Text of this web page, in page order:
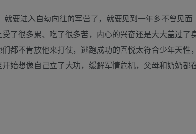
要进入自幼向往的军营了，就要见到一年多不曾见面
了很多累、吃了很多苦，内心的兴奋还是大大盖过了
都不肯放他来打仗，逃跑成功的喜悦太符合少年天性
始想像自己立了大功，缓解军情危机，父母和奶奶都